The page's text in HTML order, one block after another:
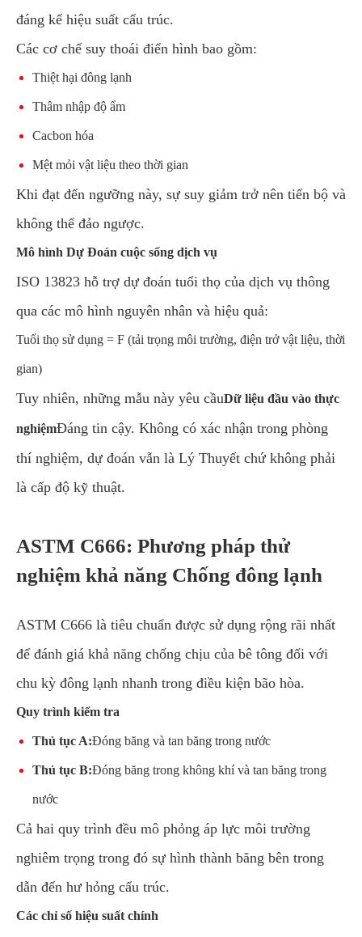
đáng kể hiệu suất cấu trúc.
Các cơ chế suy thoái điển hình bao gồm:
Thiệt hại đông lạnh
Thâm nhập độ ẩm
Cacbon hóa
Mệt mỏi vật liệu theo thời gian
Khi đạt đến ngưỡng này, sự suy giảm trở nên tiến bộ và
không thể đảo ngược.
Mô hình Dự Đoán cuộc sống dịch vụ
ISO 13823 hỗ trợ dự đoán tuổi thọ của dịch vụ thông
qua các mô hình nguyên nhân và hiệu quả:
Tuổi thọ sử dụng = F (tải trọng môi trường, điện trở vật liệu, thời
gian)
Tuy nhiên, những mẫu này yêu cầuDữ liệu đầu vào thực
nghiệmĐáng tin cậy. Không có xác nhận trong phòng
thí nghiệm, dự đoán vẫn là Lý Thuyết chứ không phải
là cấp độ kỹ thuật.
ASTM C666: Phương pháp thử
nghiệm khả năng Chống đông lạnh
ASTM C666 là tiêu chuẩn được sử dụng rộng rãi nhất
để đánh giá khả năng chống chịu của bê tông đối với
chu kỳ đông lạnh nhanh trong điều kiện bão hòa.
Quy trình kiểm tra
Thủ tục A:Đóng băng và tan băng trong nước
Thủ tục B:Đóng băng trong không khí và tan băng trong
nước
Cả hai quy trình đều mô phỏng áp lực môi trường
nghiêm trọng trong đó sự hình thành băng bên trong
dẫn đến hư hỏng cấu trúc.
Các chỉ số hiệu suất chính